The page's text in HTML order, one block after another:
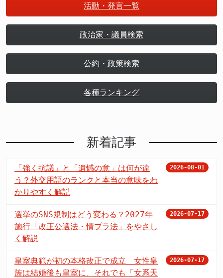
活動・発言一覧
政治家・議員検索
公約・政策検索
各種ランキング
新着記事
「強く抗議」と「遺憾の意」は何が違
う？外交用語のランクと本当の意味をわ
かりやすく解説
2026-08-01
選挙のSNS規制はどう変わる？2027年
施行「改正公選法・情プラ法」をやさし
く解説
2026-07-17
皇室典範が初の本格改正で成立 女性皇
族は結婚後も皇室に、それでも「女系天
2026-07-17